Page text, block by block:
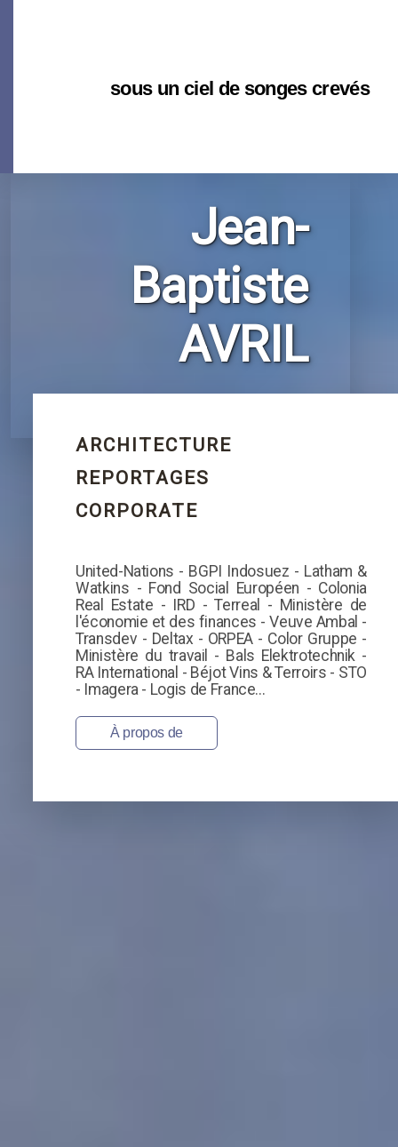
sous un ciel de songes crevés
Jean-
Baptiste
AVRIL
ARCHITECTURE
REPORTAGES
CORPORATE
United-Nations - BGPI Indosuez - Latham &
Watkins - Fond Social Européen - Colonia
Real Estate - IRD - Terreal - Ministère de
l'économie et des finances - Veuve Ambal -
Transdev - Deltax - ORPEA - Color Gruppe -
Ministère du travail - Bals Elektrotechnik -
RA International - Béjot Vins & Terroirs - STO
- Imagera - Logis de France...
À propos de